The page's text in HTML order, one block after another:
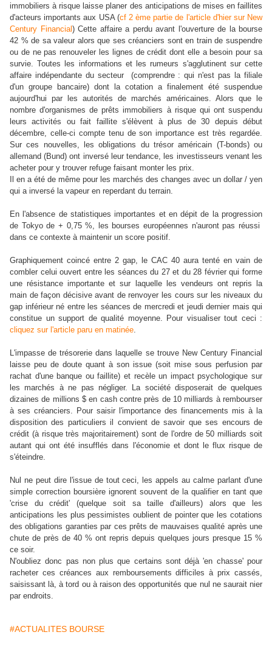
immobiliers à risque laisse planer des anticipations de mises en faillites
d'acteurs importants aux USA (cf 2 ème partie de l'article d'hier sur New
Century Financial) Cette affaire a perdu avant l'ouverture de la bourse
42 % de sa valeur alors que ses créanciers sont en train de suspendre
ou de ne pas renouveler les lignes de crédit dont elle a besoin pour sa
survie. Toutes les informations et les rumeurs s'agglutinent sur cette
affaire indépendante du secteur (comprendre : qui n'est pas la filiale
d'un groupe bancaire) dont la cotation a finalement été suspendue
aujourd'hui par les autorités de marchés américaines. Alors que le
nombre d'organismes de prêts immobiliers à risque qui ont suspendu
leurs activités ou fait faillite s'élèvent à plus de 30 depuis début
décembre, celle-ci compte tenu de son importance est très regardée.
Sur ces nouvelles, les obligations du trésor américain (T-bonds) ou
allemand (Bund) ont inversé leur tendance, les investisseurs venant les
acheter pour y trouver refuge faisant monter les prix.
Il en a été de même pour les marchés des changes avec un dollar / yen
qui a inversé la vapeur en reperdant du terrain.
En l'absence de statistiques importantes et en dépit de la progression
de Tokyo de + 0,75 %, les bourses européennes n'auront pas réussi
dans ce contexte à maintenir un score positif.
Graphiquement coincé entre 2 gap, le CAC 40 aura tenté en vain de
combler celui ouvert entre les séances du 27 et du 28 février qui forme
une résistance importante et sur laquelle les vendeurs ont repris la
main de façon décisive avant de renvoyer les cours sur les niveaux du
gap inférieur né entre les séances de mercredi et jeudi dernier mais qui
constitue un support de qualité moyenne. Pour visualiser tout ceci :
cliquez sur l'article paru en matinée.
L'impasse de trésorerie dans laquelle se trouve New Century Financial
laisse peu de doute quant à son issue (soit mise sous perfusion par
rachat d'une banque ou faillite) et recèle un impact psychologique sur
les marchés à ne pas négliger. La société disposerait de quelques
dizaines de millions $ en cash contre près de 10 milliards à rembourser
à ses créanciers. Pour saisir l'importance des financements mis à la
disposition des particuliers il convient de savoir que ses encours de
crédit (à risque très majoritairement) sont de l'ordre de 50 milliards soit
autant qui ont été insufflés dans l'économie et dont le flux risque de
s'éteindre.
Nul ne peut dire l'issue de tout ceci, les appels au calme parlant d'une
simple correction boursière ignorent souvent de la qualifier en tant que
'crise du crédit' (quelque soit sa taille d'ailleurs) alors que les
anticipations les plus pessimistes oublient de pointer que les cotations
des obligations garanties par ces prêts de mauvaises qualité après une
chute de près de 40 % ont repris depuis quelques jours presque 15 %
ce soir.
N'oubliez donc pas non plus que certains sont déjà 'en chasse' pour
racheter ces créances aux remboursements difficiles à prix cassés,
saisissant là, à tord ou à raison des opportunités que nul ne saurait nier
par endroits.
#ACTUALITES BOURSE